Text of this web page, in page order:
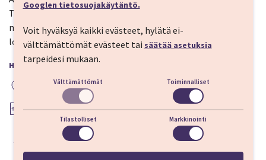
Tripadvisorin asiakasarvosteluissa se luokitellaan 4*
majoitukseksi. Tästä löydät loistavan tukikohdan Krakovan
lomaasi.
HOTELLIN MUKAVUUDET
Sijaitsee keskustassa
Ravintola Baari
Hissi WiFi Ilmastointi
LUE LISÄÄ
Googlen tietosuojakäytäntö.
Voit hyväksyä kaikki evästeet, hylätä ei-
välttämättömät evästeet tai säätää asetuksia
tarpeidesi mukaan.
Välttämättömät Toiminnalliset
Tilastolliset Markkinointi